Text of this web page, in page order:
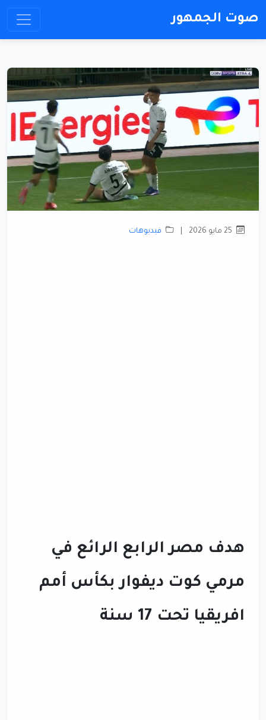
صوت الجمهور
فيديوهات
هدف مصر الرابع الرائع في
مرمي كوت ديفوار بكأس أمم
افريقيا تحت 17 سنة